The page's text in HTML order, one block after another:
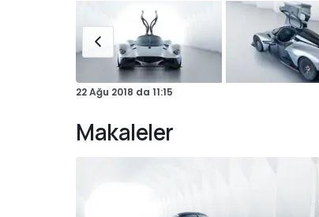
22 Ağu 2018 da 11:15
Makaleler